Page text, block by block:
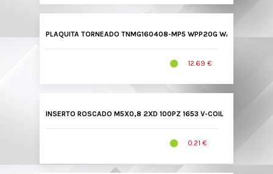
PLAQUITA TORNEADO TNMG160408-MP5 WPP20G WALTER
12.69 €
INSERTO ROSCADO M5X0,8 2XD 100PZ 1653 V-COIL
0.21 €